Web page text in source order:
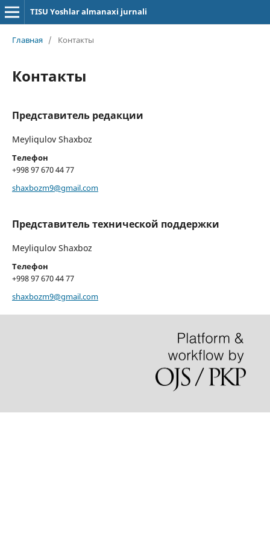
TISU Yoshlar almanaxi jurnali
Главная / Контакты
Контакты
Представитель редакции
Meyliqulov Shaxboz
Телефон
+998 97 670 44 77
shaxbozm9@gmail.com
Представитель технической поддержки
Meyliqulov Shaxboz
Телефон
+998 97 670 44 77
shaxbozm9@gmail.com